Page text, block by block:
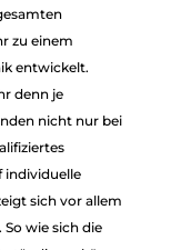
zu einem
entwickelt.
denn je
nicht nur bei
individuelle
sich vor allem
wie sich die